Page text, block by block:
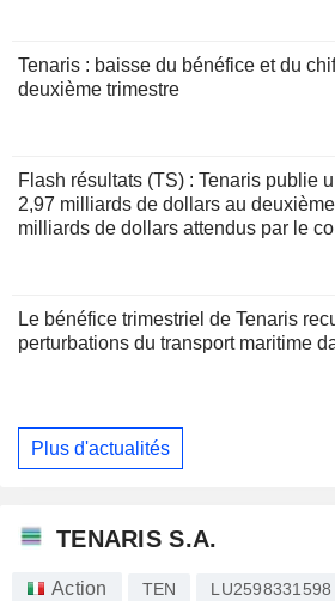
Tenaris : baisse du bénéfice et du
deuxième trimestre
Flash résultats (TS) : Tenaris publie
2,97 milliards de dollars au
milliards de dollars attendus par le
Le bénéfice trimestriel de Tenaris
perturbations du transport maritime
Plus d'actualités
TENARIS S.A.
Action TEN LU2598331598